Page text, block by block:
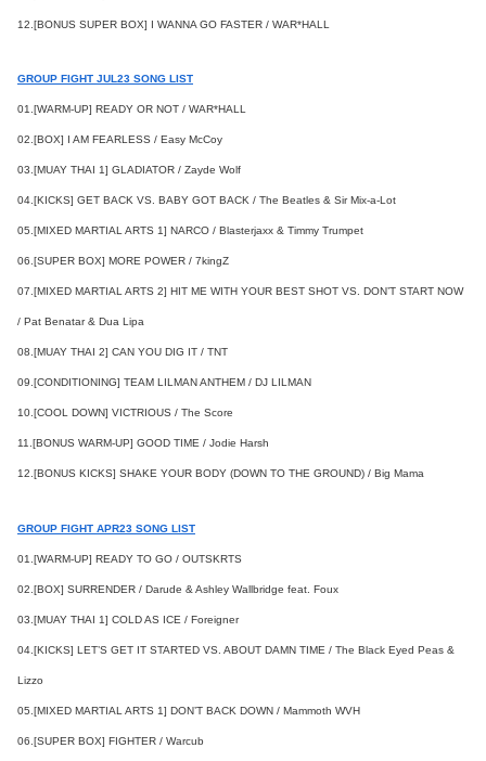
12.[BONUS SUPER BOX] I WANNA GO FASTER / WAR*HALL
GROUP FIGHT JUL23 SONG LIST
01.[WARM-UP] READY OR NOT / WAR*HALL
02.[BOX] I AM FEARLESS / Easy McCoy
03.[MUAY THAI 1] GLADIATOR / Zayde Wolf
04.[KICKS] GET BACK VS. BABY GOT BACK / The Beatles & Sir Mix-a-Lot
05.[MIXED MARTIAL ARTS 1] NARCO / Blasterjaxx & Timmy Trumpet
06.[SUPER BOX] MORE POWER / 7kingZ
07.[MIXED MARTIAL ARTS 2] HIT ME WITH YOUR BEST SHOT VS. DON’T START NOW
/ Pat Benatar & Dua Lipa
08.[MUAY THAI 2] CAN YOU DIG IT / TNT
09.[CONDITIONING] TEAM LILMAN ANTHEM / DJ LILMAN
10.[COOL DOWN] VICTRIOUS / The Score
11.[BONUS WARM-UP] GOOD TIME / Jodie Harsh
12.[BONUS KICKS] SHAKE YOUR BODY (DOWN TO THE GROUND) / Big Mama
GROUP FIGHT APR23 SONG LIST
01.[WARM-UP] READY TO GO / OUTSKRTS
02.[BOX] SURRENDER / Darude & Ashley Wallbridge feat. Foux
03.[MUAY THAI 1] COLD AS ICE / Foreigner
04.[KICKS] LET’S GET IT STARTED VS. ABOUT DAMN TIME / The Black Eyed Peas &
Lizzo
05.[MIXED MARTIAL ARTS 1] DON’T BACK DOWN / Mammoth WVH
06.[SUPER BOX] FIGHTER / Warcub